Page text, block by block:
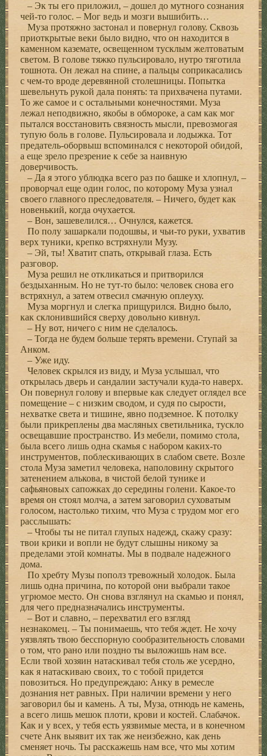
– Эк ты его приложил, – дошел до мутного сознания
чей-то голос. – Мог ведь и мозги вышибить…
Муза протяжно застонал и повернул голову. Сквозь
приоткрытые веки было видно, что он находится в
каменном каземате, освещенном тусклым желтоватым
светом. В голове тяжко пульсировало, нутро тяготила
тошнота. Он лежал на спине, а пальцы соприкасались
с чем-то вроде деревянной столешницы. Попытка
шевельнуть рукой дала понять: та прихвачена путами.
То же самое и с остальными конечностями. Муза
лежал неподвижно, якобы в обмороке, а сам как мог
пытался восстановить связность мысли, превозмогая
тупую боль в голове. Пульсировала и лодыжка. Тот
предатель-оборвыш вспоминался с некоторой обидой,
а еще зрело презрение к себе за наивную
доверчивость.
– Да я этого ублюдка всего раз по башке и хлопнул, –
проворчал еще один голос, по которому Муза узнал
своего главного преследователя. – Ничего, будет как
новенький, когда очухается.
– Вон, зашевелился… Очнулся, кажется.
По полу зашаркали подошвы, и чьи-то руки, ухватив
верх туники, крепко встряхнули Музу.
– Эй, ты! Хватит спать, открывай глаза. Есть
разговор.
Муза решил не откликаться и притворился
бездыханным. Но не тут-то было: человек снова его
встряхнул, а затем отвесил смачную оплеуху.
Муза моргнул и слегка прищурился. Видно было,
как склонившийся сверху довольно кивнул.
– Ну вот, ничего с ним не сделалось.
– Тогда не будем больше терять времени. Ступай за
Анком.
– Уже иду.
Человек скрылся из виду, и Муза услышал, что
открылась дверь и сандалии застучали куда-то наверх.
Он повернул голову и впервые как следует оглядел все
помещение – с низким сводом, и судя по сырости,
нехватке света и тишине, явно подземное. К потолку
были прикреплены два масляных светильника, тускло
освещавшие пространство. Из мебели, помимо стола,
была всего лишь одна скамья с набором каких-то
инструментов, поблескивающих в слабом свете. Возле
стола Муза заметил человека, наполовину скрытого
затенением алькова, в чистой белой тунике и
сафьяновых сапожках до середины голени. Какое-то
время он стоял молча, а затем заговорил суховатым
голосом, настолько тихим, что Муза с трудом мог его
расслышать:
– Чтобы ты не питал глупых надежд, скажу сразу:
твои крики и вопли не будут слышны никому за
пределами этой комнаты. Мы в подвале надежного
дома.
По хребту Музы пополз тревожный холодок. Была
лишь одна причина, по которой они выбрали такое
угрюмое место. Он снова взглянул на скамью и понял,
для чего предназначались инструменты.
– Вот и славно, – перехватил его взгляд
незнакомец. – Ты понимаешь, что тебя ждет. Не хочу
уязвлять твою бесспорную сообразительность словами
о том, что рано или поздно ты выложишь нам все.
Если твой хозяин натаскивал тебя столь же усердно,
как я натаскиваю своих, то с тобой придется
повозиться. Но предупреждаю: Анку в ремесле
дознания нет равных. При наличии времени у него
заговорил бы и камень. А ты, Муза, отнюдь не камень,
а всего лишь мешок плоти, крови и костей. Слабачок.
Как и у всех, у тебя есть уязвимые места, и в конечном
счете Анк выявит их так же неизбежно, как день
сменяет ночь. Ты расскажешь нам все, что мы хотим